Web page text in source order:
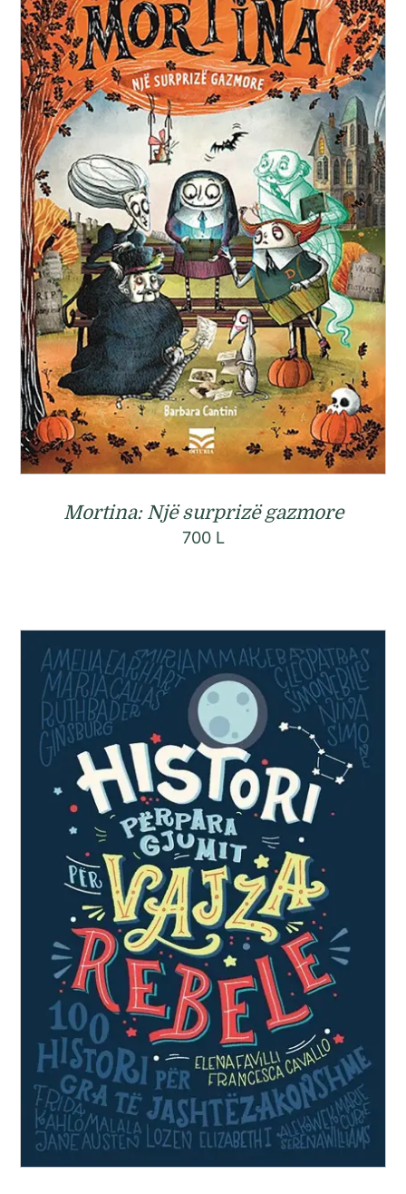
Mortina: Një surprizë gazmore
700 L